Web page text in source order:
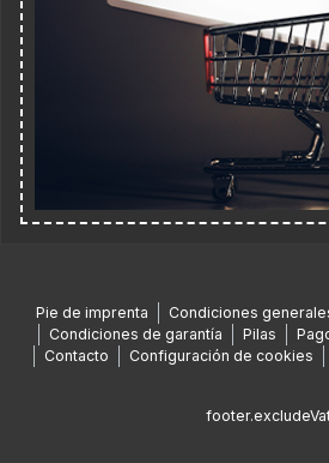
Pie de imprenta Condiciones
Condiciones de garantía
Pilas
Contacto
Configuración de cookies